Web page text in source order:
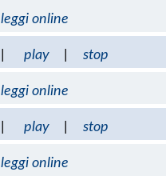
leggi online
play stop
leggi online
play stop
leggi online